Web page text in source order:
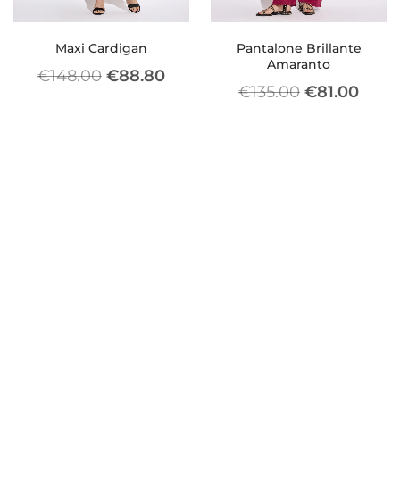
Maxi Cardigan
€148.00 €88.80
Pantalone Brillante
Amaranto
€135.00 €81.00